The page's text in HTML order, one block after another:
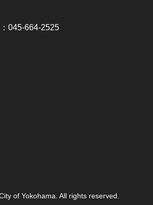
045-664-2525
of Yokohama. All rights reserved.